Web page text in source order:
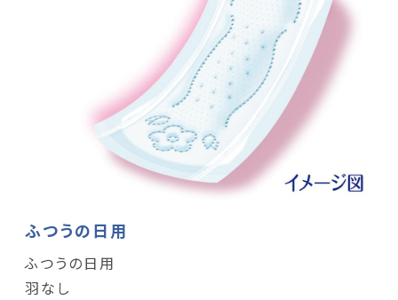
ふつうの日用
ふつうの日用
羽なし